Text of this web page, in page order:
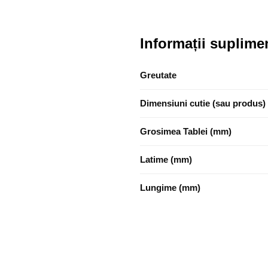
Informații
Greutate
Dimensiuni cutie (sau produs)
Grosimea Tablei (mm)
Latime (mm)
Lungime (mm)